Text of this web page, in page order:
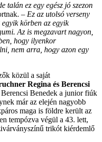
talán ez egy egész jó szezon
– Ez az utolsó verseny
körben az egyik
Az is megzavart nagyon,
hogy ilyenkor
nem arra, hogy azon egy
közül a saját
Regina és Berencsi
Benedek a junior fiúk
már az elején nagyobb
maga is földre került az
tempózva végül a 43. lett,
trikót kiérdemlő